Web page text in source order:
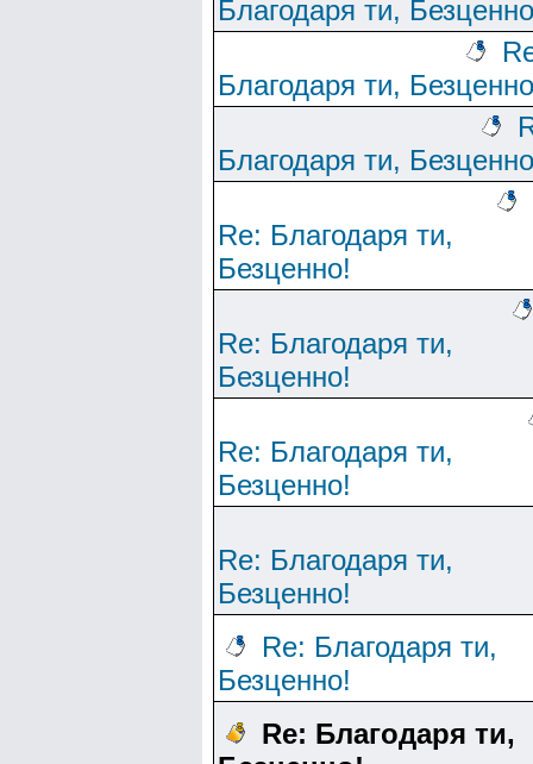
Благодаря ти,
Благодаря ти,
Благодаря ти,
Re: Благодаря ти,
Безценно!
Re: Благодаря ти,
Безценно!
Re: Благодаря ти,
Безценно!
Re: Благодаря ти,
Безценно!
Re: Благодаря ти,
Безценно!
Re: Благодаря ти,